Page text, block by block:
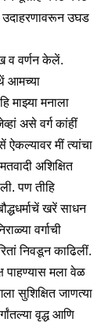
उदाहरणावरून उघड
व वर्णन केलें.
आमच्या
माझ्या मनाला
असे वर्ग कांहीं
मीं त्यांचा
अशिक्षित
पण तीहि
खरें साधन
वर्गाची
निवडून काढिलीं.
पाहण्यास मला वेळ
सुशिक्षित जाणत्या
वृद्ध आणि